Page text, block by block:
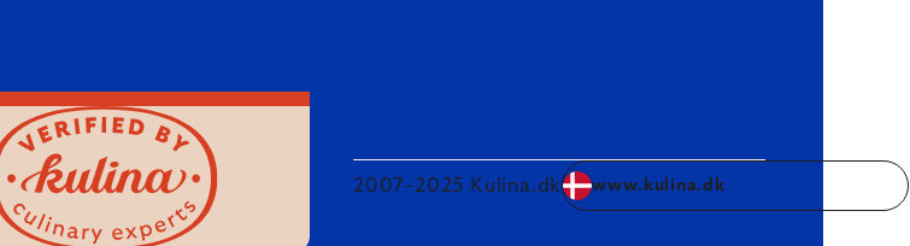
2007–2025 Kulina.dk www.kulina.dk